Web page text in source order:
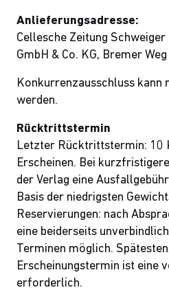
Anlieferungsadresse:
Cellesche Zeitung
GmbH & Co. KG, Bremer
Konkurrenzausschluss kann
werden.
Rücktrittstermin
Letzter Rücktrittstermin: 10
Erscheinen. Bei
der Verlag eine
Basis der niedrigsten
Reservierungen: nach
eine beiderseits
Terminen möglich.
Erscheinungstermin ist eine
erforderlich.